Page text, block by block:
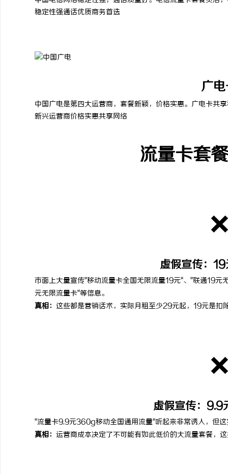
稳定性强通话优质商务首选
广
中国广电是第四大运营商，套餐新颖，价格实惠。广电卡共
新兴运营商价格实惠共享网络
流量卡套
虚假宣传：
市面上大量宣传"移动流量卡全国无限流量19元"、"联通19
元无限流量卡"等信息。
真相： 这些都是营销话术，实际月租至少29元起，19元是扣
虚假宣传：
"流量卡9.9元360g移动全国通用流量"听起来非常诱人，但
真相： 运营商成本决定了不可能有如此低价的大流量套餐，